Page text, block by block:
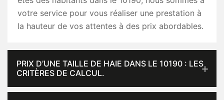
votre service pour vous réaliser une prestation à
la hauteur de vos attentes à des prix abordables.
PRIX D’UNE TAILLE DE HAIE DANS LE 10190 : LES
CRITÈRES DE CALCUL.